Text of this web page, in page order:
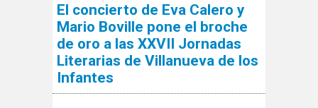
El concierto de Eva Calero y
Mario Boville pone el broche
de oro a las XXVII Jornadas
Literarias de Villanueva de los
Infantes